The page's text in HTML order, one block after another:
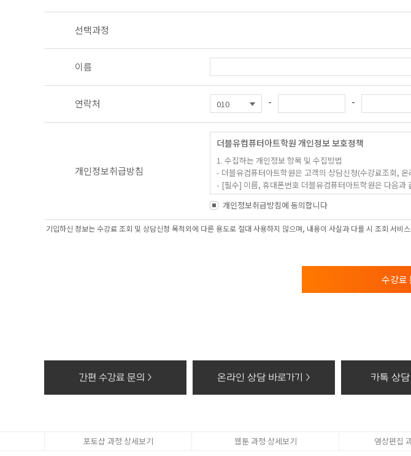
선택과정
이름
연락처 - -
개인정보취급방침
더블유컴퓨터아트학원 개인정보 보호정책
1. 수집하는 개인정보 항목 및 수집방법
- 더블유컴퓨터아트학원은 고객의 상담신청(수강료조회,
- [필수] 이름, 휴대폰번호 더블유컴퓨터아트학원은 다음과
- 홈페이지 내 상담신청(수강료조회, 온라인상담, 간편카
2. 개인정보 수집 및 이용목적
- 과정문의에 대한 학과담당선생님의 전화 및 SNS 상담
4. 동의를 거부할 권리가 있다는 사실과 동의 거부에 따른
- 전자적 파일 형태로 저장된 개인정보 : 기록을 재생할 수 없
개인정보취급방침에 동의합니다
기입하신 정보는 수강료 조회 및 상담신청 목적외에 다른 용도로 절대 사용하지 않으며, 내용이 사실과 다를 시 조회 서비
수강료
간편 수강료 문의 > 온라인 상담 바로가기 > 카톡 상
포토샵 과정 상세보기 웹툰 과정 상세보기 영상편집